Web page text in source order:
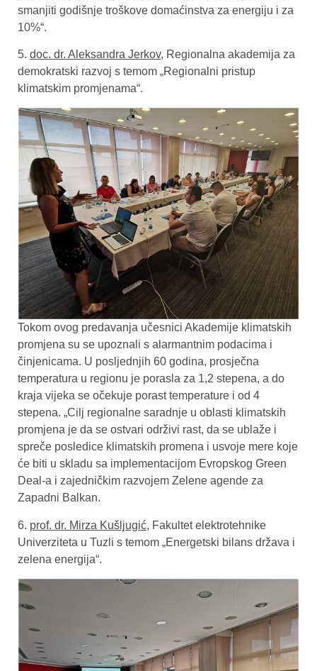
smanjiti godišnje troškove domaćinstva za energiju i za
10%“.
5. doc. dr. Aleksandra Jerkov, Regionalna akademija za
demokratski razvoj s temom „Regionalni pristup
klimatskim promjenama“.
Tokom ovog predavanja učesnici Akademije klimatskih
promjena su se upoznali s alarmantnim podacima i
činjenicama. U posljednjih 60 godina, prosječna
temperatura u regionu je porasla za 1,2 stepena, a do
kraja vijeka se očekuje porast temperature i od 4
stepena. „Cilj regionalne saradnje u oblasti klimatskih
promjena je da se ostvari održivi rast, da se ublaže i
spreče posledice klimatskih promena i usvoje mere koje
će biti u skladu sa implementacijom Evropskog Green
Deal-a i zajedničkim razvojem Zelene agende za
Zapadni Balkan.
6. prof. dr. Mirza Kušljugić, Fakultet elektrotehnike
Univerziteta u Tuzli s temom „Energetski bilans država i
zelena energija“.